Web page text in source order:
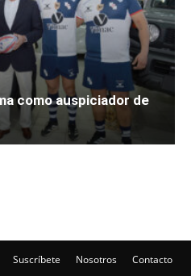
como auspiciador de
Suscríbete Nosotros Contacto